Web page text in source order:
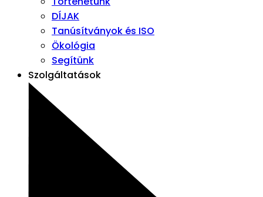
DÍJAK
Tanúsítványok és ISO
Ökológia
Segítünk
Szolgáltatások